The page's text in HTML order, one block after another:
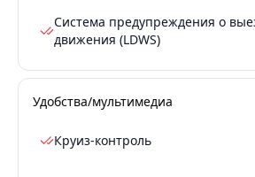
Система предупреждения о
движения (LDWS)
Удобства/мультимедиа
Круиз-контроль